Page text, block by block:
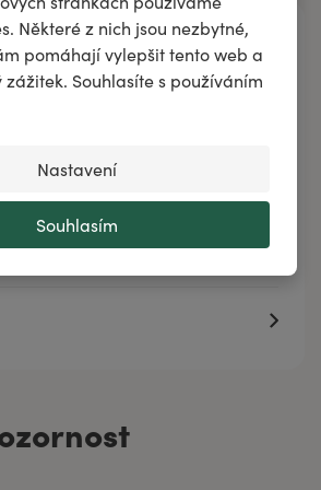
Některé z nich jsou nezbytné,
pomáhají vylepšit tento web a
zážitek. Souhlasíte s používáním
Nastavení
Souhlasím
jako stvořený
Jste si jistí?
zahrádce
oleje na parazity?